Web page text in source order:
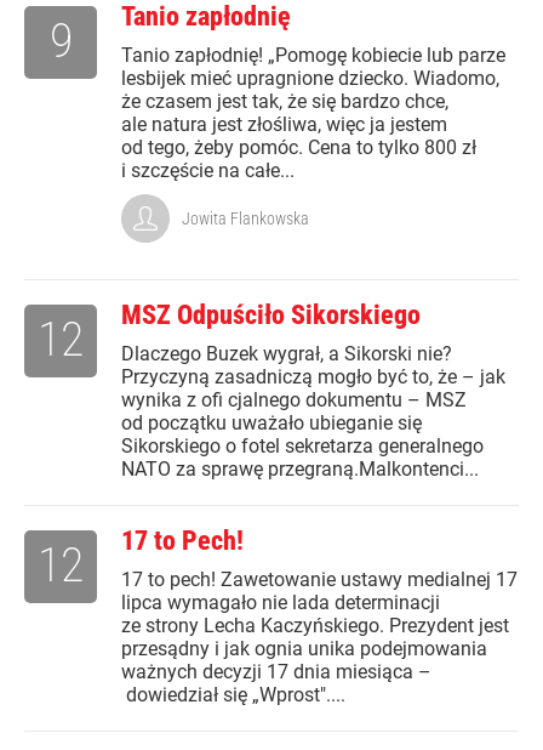
Tanio zapłodnię
Tanio zapłodnię! „Pomogę kobiecie lub parze
lesbijek mieć upragnione dziecko. Wiadomo,
że czasem jest tak, że się bardzo chce,
ale natura jest złośliwa, więc ja jestem
od tego, żeby pomóc. Cena to tylko 800 zł
i szczęście na całe...
9
Jowita Flankowska
MSZ Odpuściło Sikorskiego
Dlaczego Buzek wygrał, a Sikorski nie?
Przyczyną zasadniczą mogło być to, że – jak
wynika z ofi cjalnego dokumentu – MSZ
od początku uważało ubieganie się
Sikorskiego o fotel sekretarza generalnego
NATO za sprawę przegraną.Malkontenci...
12
17 to Pech!
17 to pech! Zawetowanie ustawy medialnej 17
lipca wymagało nie lada determinacji
ze strony Lecha Kaczyńskiego. Prezydent jest
przesądny i jak ognia unika podejmowania
ważnych decyzji 17 dnia miesiąca –
dowiedział się „Wprost"....
12